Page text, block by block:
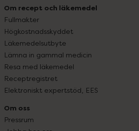
Om recept och läkemedel
Fullmakter
Högkostnadsskyddet
Läkemedelsutbyte
Lämna in gammal medicin
Resa med läkemedel
Receptregistret
Elektroniskt expertstöd, EES
Om oss
Pressrum